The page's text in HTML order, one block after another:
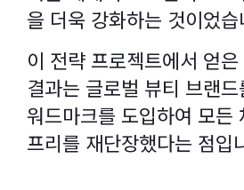
을 더욱 강화하는 것이었
이 전략 프로젝트에서 얻
결과는 글로벌 뷰티 브랜
워드마크를 도입하여 모든
프리를 재단장했다는 점입